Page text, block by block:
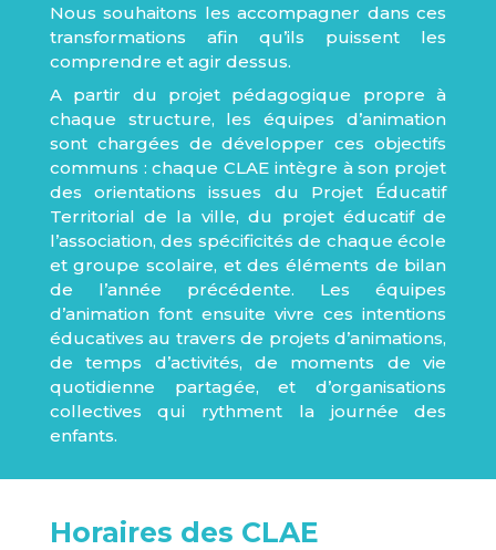
Nous souhaitons les accompagner dans ces
transformations afin qu’ils puissent les
comprendre et agir dessus.
A partir du projet pédagogique propre à
chaque structure, les équipes d’animation
sont chargées de développer ces objectifs
communs : chaque CLAE intègre à son projet
des orientations issues du Projet Éducatif
Territorial de la ville, du projet éducatif de
l’association, des spécificités de chaque école
et groupe scolaire, et des éléments de bilan
de l’année précédente. Les équipes
d’animation font ensuite vivre ces intentions
éducatives au travers de projets d’animations,
de temps d’activités, de moments de vie
quotidienne partagée, et d’organisations
collectives qui rythment la journée des
enfants.
Horaires des CLAE